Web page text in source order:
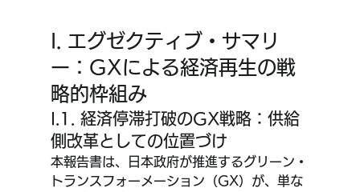
I. エグゼクティブ・サマリ
ー：GXによる経済再生の戦
略的枠組み
I.1. 経済停滞打破のGX戦略：供給
側改革としての位置づけ
本報告書は、日本政府が推進するグリーン・
トランスフォーメーション（GX）が、単な